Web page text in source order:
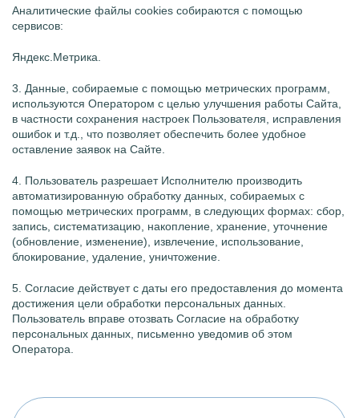
Аналитические файлы cookies собираются с помощью
сервисов:
Яндекс.Метрика.
3. Данные, собираемые с помощью метрических программ,
используются Оператором с целью улучшения работы Сайта,
в частности сохранения настроек Пользователя, исправления
ошибок и т.д., что позволяет обеспечить более удобное
оставление заявок на Сайте.
4. Пользователь разрешает Исполнителю производить
автоматизированную обработку данных, собираемых с
помощью метрических программ, в следующих формах: сбор,
запись, систематизацию, накопление, хранение, уточнение
(обновление, изменение), извлечение, использование,
блокирование, удаление, уничтожение.
5. Согласие действует с даты его предоставления до момента
достижения цели обработки персональных данных.
Пользователь вправе отозвать Согласие на обработку
персональных данных, письменно уведомив об этом
Оператора.